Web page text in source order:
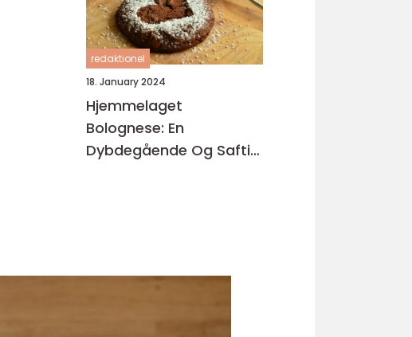
redaktionel
18. January 2024
Hjemmelaget
Bolognese: En
Dybdegående Og Saftig